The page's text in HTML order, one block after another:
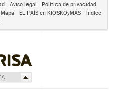
Aviso legal
Política de privacidad
Mapa EL PAÍS en KIOSKOyMÁS
Índice